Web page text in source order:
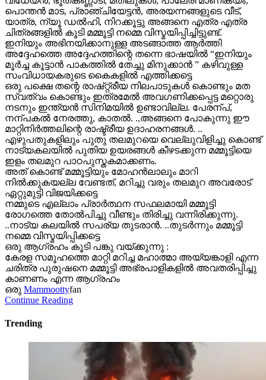
പൊന്തൻ മാട, പ്രാഞ്ചിയേട്ടൻ, അരയന്നങ്ങളുടെ വീട്,
യാത്ര, ന്യൂ ഡൽഹി, നിറക്കൂട്ടു അങ്ങനെ എത്ര എത്ര
ചിത്രങ്ങളിൽ കൂടി മമ്മൂട്ടി നമ്മെ വിസ്മയിപ്പിച്ചിട്ടുണ്ട്.
ഇനിയും അഭിനയിക്കാനുള്ള അടങ്ങാത്ത ആർത്തി
അദ്ദേഹത്തെ അദ്ദേഹത്തിന്റെ തന്നെ ഭാഷയിൽ “ഇനിയും
മൂർച്ച കൂട്ടാൻ പാകത്തിൽ തേച്ചു മിനുക്കാൻ ” കഴിവുള്ള
സംവിധായകരുടെ കൈകളിൽ എത്തിക്കട്ടെ
ഒരു പക്ഷെ തന്റെ രാഷ്റ്റ്രീയ നിലപാടുകൾ കൊണ്ടും മത
സ്വത്വം കൊണ്ടും ഇത്രമേൽ അവഗണിക്കപ്പെട്ട മറ്റൊരു
നടനും ഇന്ത്യൻ സിനിമയിൽ ഉണ്ടാവില്ല. പേരന്പ്,
നന്പകൽ നേരത്തു, കാതൽ. .,അങ്ങനെ പോകുന്നു ഈ
മാറ്റിനിർത്തലിന്റെ രാഷ്ട്രീയ ഉദാഹരനങ്ങൾ. ..
എഴുപതുകളിലും പുതു തലമുറയെ വെല്ലുവിളിച്ചു കൊണ്ട്
നാട്യകലയിൽ പുതിയ ഉയരങ്ങൾ കീഴടക്കുന്ന മമ്മൂട്ടിയെ
ഇളം തലമുറ പാഠപുസ്തകമാക്കണം.
അത് കൊണ്ട് മമ്മൂട്ടിയും മോഹൻലാലും മാറി
നിൽക്കുകയല്ല വേണ്ടത്, മറിച്ചു വരും തലമുറ അവരോട്
ഏറ്റുമുട്ടി വിജയിക്കട്ടെ
നമ്മുടെ എല്ലാം പ്രാർത്ഥന സഫലമായി മമ്മൂട്ടി
രോഗത്തെ തോൽപിച്ചു വീണ്ടും തിരിച്ചു വന്നിരിക്കുന്നു.
..നാട്യ കലയിൽ സപര്യ തുടരാൻ. ..തുടർന്നും മമ്മൂട്ടി
നമ്മെ വിസ്മയിപ്പിക്കട്ടെ
ഒരു ആഗ്രഹം കൂടി പങ്കു വയ്ക്കുന്നു :
കേരള സമൂഹത്തെ മാറ്റി മറിച്ച മഹാത്മാ അയ്യങ്കാളി എന്ന
ചരിത്ര പുരുഷനെ മമ്മൂട്ടി അഭ്രപാളികളിൽ അവതരിപ്പിച്ചു
കാണണം എന്ന ആഗ്രഹം
ഒരു Mammoottyfan
Continue Reading
Trending